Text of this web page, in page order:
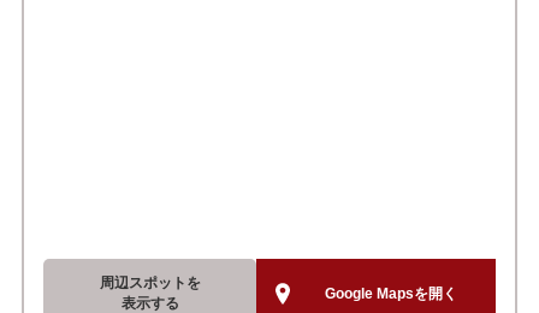
周辺スポットを
表示する
Google Mapsを開く